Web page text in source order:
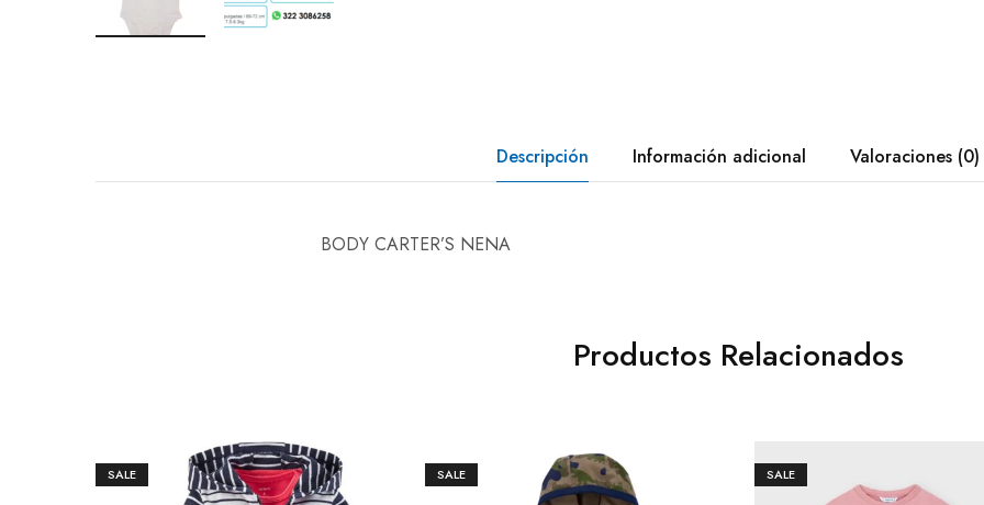
Descripción Información adicional Valoraciones (0)
BODY CARTER’S NENA
Productos Relacionados
SALE SALE SALE